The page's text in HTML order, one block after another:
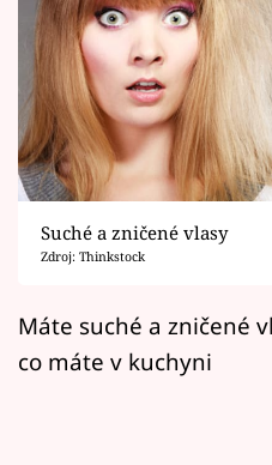
Seriály
Horoskopy
Sledujte prima+
Filmový festival
Pořady
Mámy sobě
Suché a zničené vlasy
Zdroj: Thinkstock
Máte suché a zničené
co máte v kuchyni